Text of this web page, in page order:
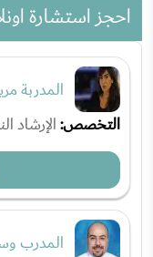
احجز استشارة
المدربة
التخصص:الإرشاد
المدرب